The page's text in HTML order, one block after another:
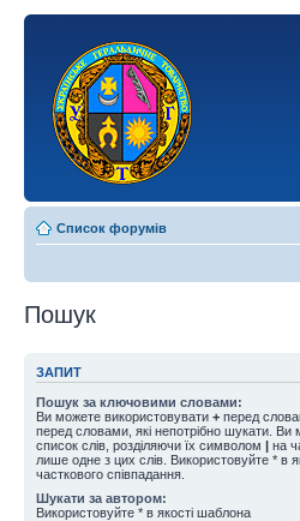
Список форумів
Пошук
ЗАПИТ
Пошук за ключовими словами:
Ви можете використовувати + перед
перед словами, які непотрібно шукати. Ви
список слів, розділяючи їх символом | на
лише одне з цих слів. Використовуйте * в
часткового співпадання.
Шукати за автором:
Використовуйте * в якості шаблона